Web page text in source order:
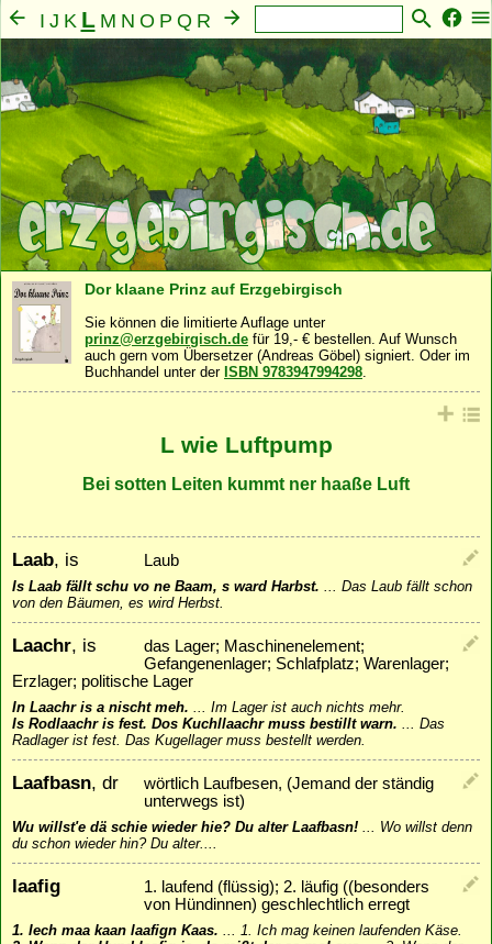
I J K L M N O P Q R
W X Y Z A B C D E F G H
Mensch·Seele·Geist·Familie ·Gemeinschaft·
Nahrung·Natur· Sonstiges
Dor klaane Prinz auf Erzgebirgisch
Sie können die limitierte Auflage unter
prinz@erzgebirgisch.de für 19,- € bestellen. Auf Wunsch
auch gern vom Übersetzer (Andreas Göbel) signiert. Oder im
Buchhandel unter der ISBN 9783947994298.
L wie Luftpump
Bei sotten Leiten kummt ner haaße Luft
Laab, is Laub
Is Laab fällt schu vo ne Baam, s ward Harbst. ... Das Laub fällt schon
von den Bäumen, es wird Herbst.
Laachr, is
das Lager; Maschinenelement;
Gefangenenlager; Schlafplatz; Warenlager;
Erzlager; politische Lager
In Laachr is a nischt meh. ... Im Lager ist auch nichts mehr.
Is Rodlaachr is fest. Dos Kuchllaachr muss bestillt warn. ... Das
Radlager ist fest. Das Kugellager muss bestellt werden.
Laafbasn, dr
wörtlich Laufbesen, (Jemand der ständig
unterwegs ist)
Wu willst'e dä schie wieder hie? Du alter Laafbasn! ... Wo willst denn
du schon wieder hin? Du alter....
laafig
1. laufend (flüssig); 2. läufig ((besonders
von Hündinnen) geschlechtlich erregt
1. Iech maa kaan laafign Kaas. ... 1. Ich mag keinen laufenden Käse.